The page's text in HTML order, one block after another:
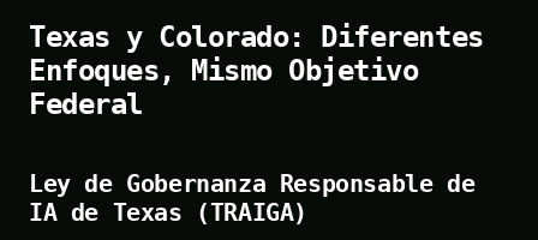
Texas y Colorado: Diferentes
Enfoques, Mismo Objetivo
Federal
Ley de Gobernanza Responsable de
IA de Texas (TRAIGA)